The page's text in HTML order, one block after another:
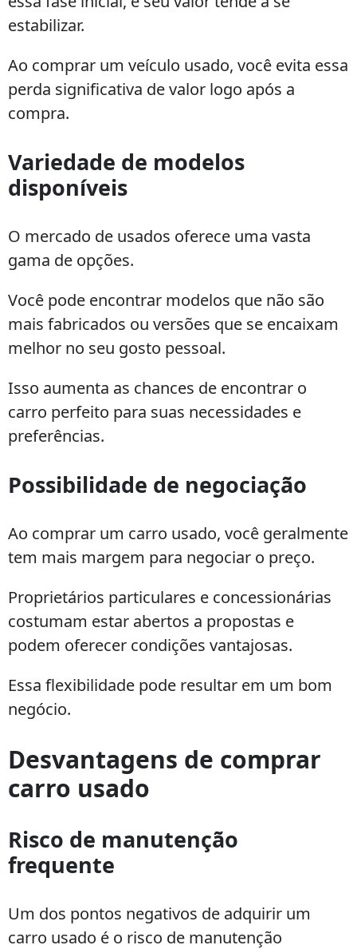
estabilizar.
Ao comprar um veículo usado, você evita essa
perda significativa de valor logo após a
compra.
Variedade de modelos
disponíveis
O mercado de usados oferece uma vasta
gama de opções.
Você pode encontrar modelos que não são
mais fabricados ou versões que se encaixam
melhor no seu gosto pessoal.
Isso aumenta as chances de encontrar o
carro perfeito para suas necessidades e
preferências.
Possibilidade de negociação
Ao comprar um carro usado, você geralmente
tem mais margem para negociar o preço.
Proprietários particulares e concessionárias
costumam estar abertos a propostas e
podem oferecer condições vantajosas.
Essa flexibilidade pode resultar em um bom
negócio.
Desvantagens de comprar
carro usado
Risco de manutenção
frequente
Um dos pontos negativos de adquirir um
carro usado é o risco de manutenção